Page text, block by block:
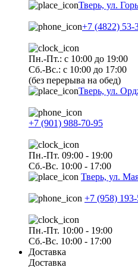
Тверь, ул.
+7 (4822) 53-
Пн.-Пт.: с 10:00 до 19:00
Сб.-Вс.: с 10:00 до 17:00
(без перерыва на обед)
Тверь, ул.
+7 (901) 988-70-95
Пн.-Пт. 09:00 - 19:00
Сб.-Вс. 10:00 - 17:00
Тверь, ул.
+7 (958)
Пн.-Пт. 10:00 - 19:00
Сб.-Вс. 10:00 - 17:00
Доставка
Доставка